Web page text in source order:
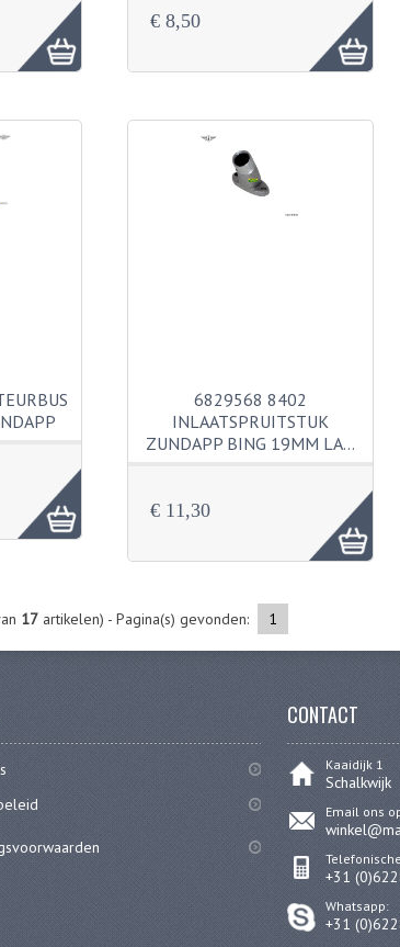
€ 8,50
6829568 8402
INLAATSPRUITSTUK
ZUNDAPP BING 19MM LA…
€ 11,30
17artikelen) - Pagina(s) gevonden: 1
CONTACT
Kaaidijk 1
Schalkwijk
Email ons
+31
Whatsapp:
+31